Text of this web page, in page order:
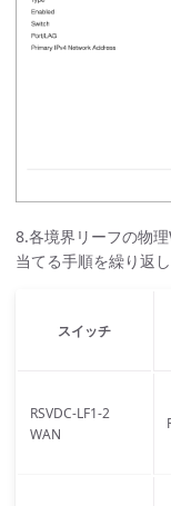
8.各境界リーフの物
当てる手順を繰り返し
スイッチ
RSVDC-LF1-2
WAN